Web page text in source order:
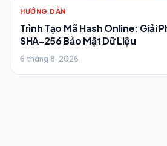
HƯỚNG DẪN
Trình Tạo Mã Hash Online: Giải
SHA-256 Bảo Mật Dữ Liệu
6 tháng 8, 2026